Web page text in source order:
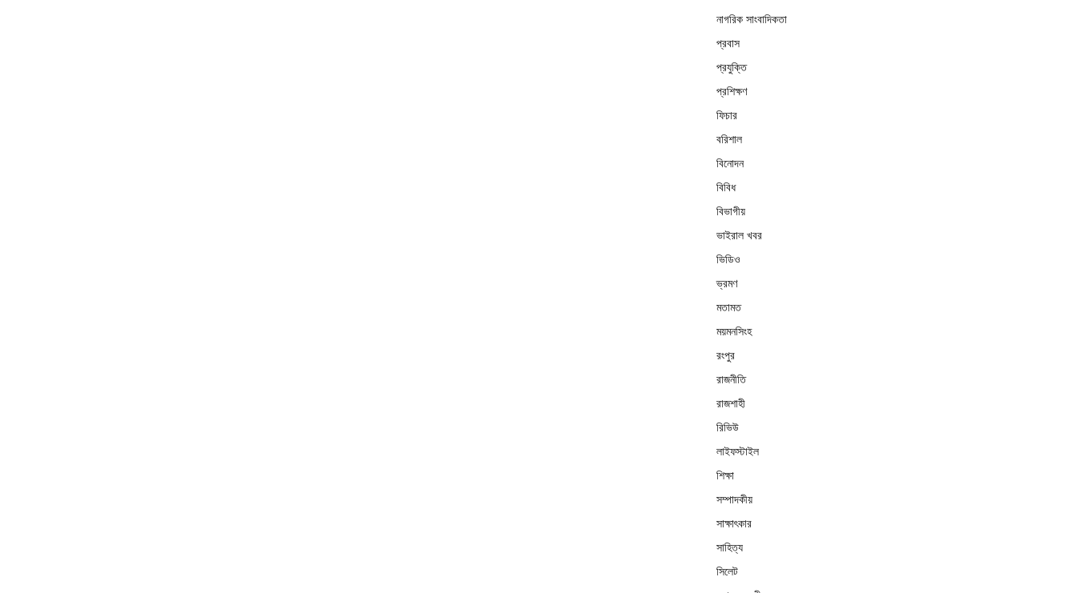
নাগরিক সাংবাদিকতা
প্রবাস
প্রযুক্তি
প্রশিক্ষণ
ফিচার
বরিশাল
বিনোদন
বিবিধ
বিভাগীয়
ভাইরাল খবর
ভিডিও
ভ্রমণ
মতামত
ময়মনসিংহ
রংপুর
রাজনীতি
রাজশাহী
রিভিউ
লাইফস্টাইল
শিক্ষা
সম্পাদকীয়
সাক্ষাৎকার
সাহিত্য
সিলেট